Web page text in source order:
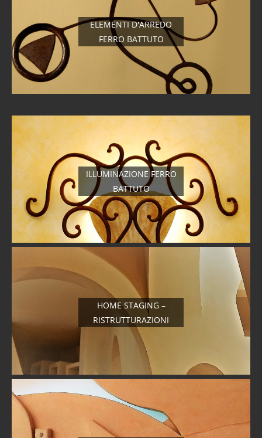
ELEMENTI D'ARREDO
FERRO BATTUTO
ILLUMINAZIONE FERRO
BATTUTO
HOME STAGING –
RISTRUTTURAZIONI